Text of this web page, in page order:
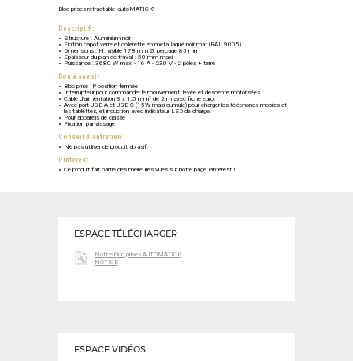
Bloc prises rétractable 'autoMATICK'
Descriptif :
Structure : Aluminium noir
Finition capot verre et collerette en métal laqué noir mat (RAL 9005).
Dimensions : H. visible 178 mm Ø. perçage 85 mm
Epaisseur du plan de travail : 50 mm maxi
Puissance : 3680 W maxi - 16 A - 230 V - 2 pôles + terre
Bon à savoir :
Bloc prise IP position fermée
Interrupteur pour commander le mouvement, levée et descente motorisées.
Câble d'alimentation 3 x 1,5 mm² de 2 m avec fiche euro.
Avec port USB-A et USB-C (15W maxi cumulé) pour charger les téléphones mobiles et
les tablettes, et induction avec indicateur LED de charge.
Pour appareils de classe I
Fixation par vissage
Conseil d'entretien :
Ne pas utiliser de produit abrasif.
Pinterest :
Ce produit fait partie des meilleures vues sur notre page Pinterest !
ESPACE TÉLÉCHARGER
Notice bloc prises AUTOMATICK
NOTICE
ESPACE VIDÉOS